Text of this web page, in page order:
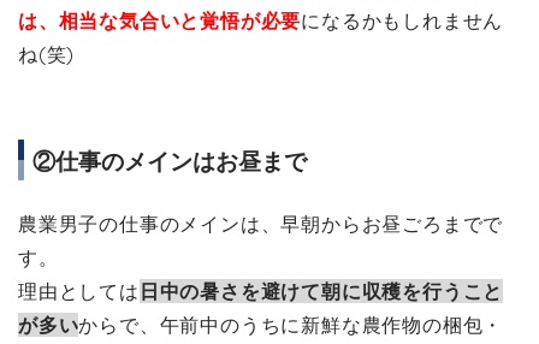
は、相当な気合いと覚悟が必要になるかもしれません
ね(笑)
②仕事のメインはお昼まで
農業男子の仕事のメインは、早朝からお昼ごろまでで
す。
理由としては 日中の暑さを避けて朝に収穫を行うこと
が多いからで、午前中のうちに新鮮な農作物の梱包・